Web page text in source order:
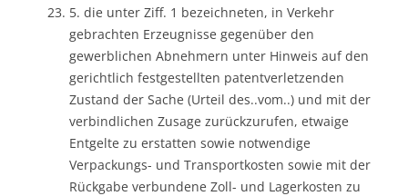
5. die unter Ziff. 1 bezeichneten, in Verkehr
gebrachten Erzeugnisse gegenüber den
gewerblichen Abnehmern unter Hinweis auf den
gerichtlich festgestellten patentverletzenden
Zustand der Sache (Urteil des..vom..) und mit der
verbindlichen Zusage zurückzurufen, etwaige
Entgelte zu erstatten sowie notwendige
Verpackungs- und Transportkosten sowie mit der
Rückgabe verbundene Zoll- und Lagerkosten zu